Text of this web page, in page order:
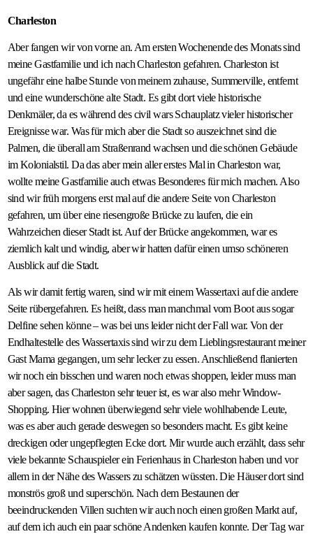
Charleston
Aber fangen wir von vorne an. Am ersten Wochenende des Monats sind
meine Gastfamilie und ich nach Charleston gefahren. Charleston ist
ungefähr eine halbe Stunde von meinem zuhause, Summerville, entfernt
und eine wunderschöne alte Stadt. Es gibt dort viele historische
Denkmäler, da es während des civil wars Schauplatz vieler historischer
Ereignisse war. Was für mich aber die Stadt so auszeichnet sind die
Palmen, die überall am Straßenrand wachsen und die schönen Gebäude
im Kolonialstil. Da das aber mein aller erstes Mal in Charleston war,
wollte meine Gastfamilie auch etwas Besonderes für mich machen. Also
sind wir früh morgens erst mal auf die andere Seite von Charleston
gefahren, um über eine riesengroße Brücke zu laufen, die ein
Wahrzeichen dieser Stadt ist. Auf der Brücke angekommen, war es
ziemlich kalt und windig, aber wir hatten dafür einen umso schöneren
Ausblick auf die Stadt.
Als wir damit fertig waren, sind wir mit einem Wassertaxi auf die andere
Seite rübergefahren. Es heißt, dass man manchmal vom Boot aus sogar
Delfine sehen könne – was bei uns leider nicht der Fall war. Von der
Endhaltestelle des Wassertaxis sind wir zu dem Lieblingsrestaurant meiner
Gast Mama gegangen, um sehr lecker zu essen. Anschließend flanierten
wir noch ein bisschen und waren noch etwas shoppen, leider muss man
aber sagen, das Charleston sehr teuer ist, es war also mehr Window-
Shopping. Hier wohnen überwiegend sehr viele wohlhabende Leute,
was es aber auch gerade deswegen so besonders macht. Es gibt keine
dreckigen oder ungepflegten Ecke dort. Mir wurde auch erzählt, dass sehr
viele bekannte Schauspieler ein Ferienhaus in Charleston haben und vor
allem in der Nähe des Wassers zu schätzen wüssten. Die Häuser dort sind
monströs groß und superschön. Nach dem Bestaunen der
beeindruckenden Villen suchten wir auch noch einen großen Markt auf,
auf dem ich auch ein paar schöne Andenken kaufen konnte. Der Tag war